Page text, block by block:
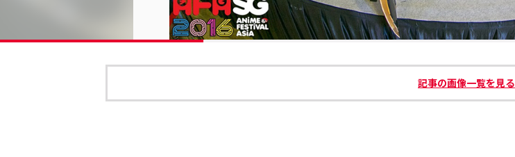
記事の画像一覧を見る